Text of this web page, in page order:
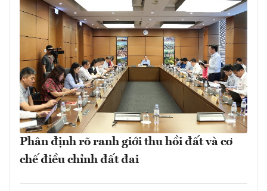
Phân định rõ ranh giới thu hồi đất và cơ
chế điều chỉnh đất đai